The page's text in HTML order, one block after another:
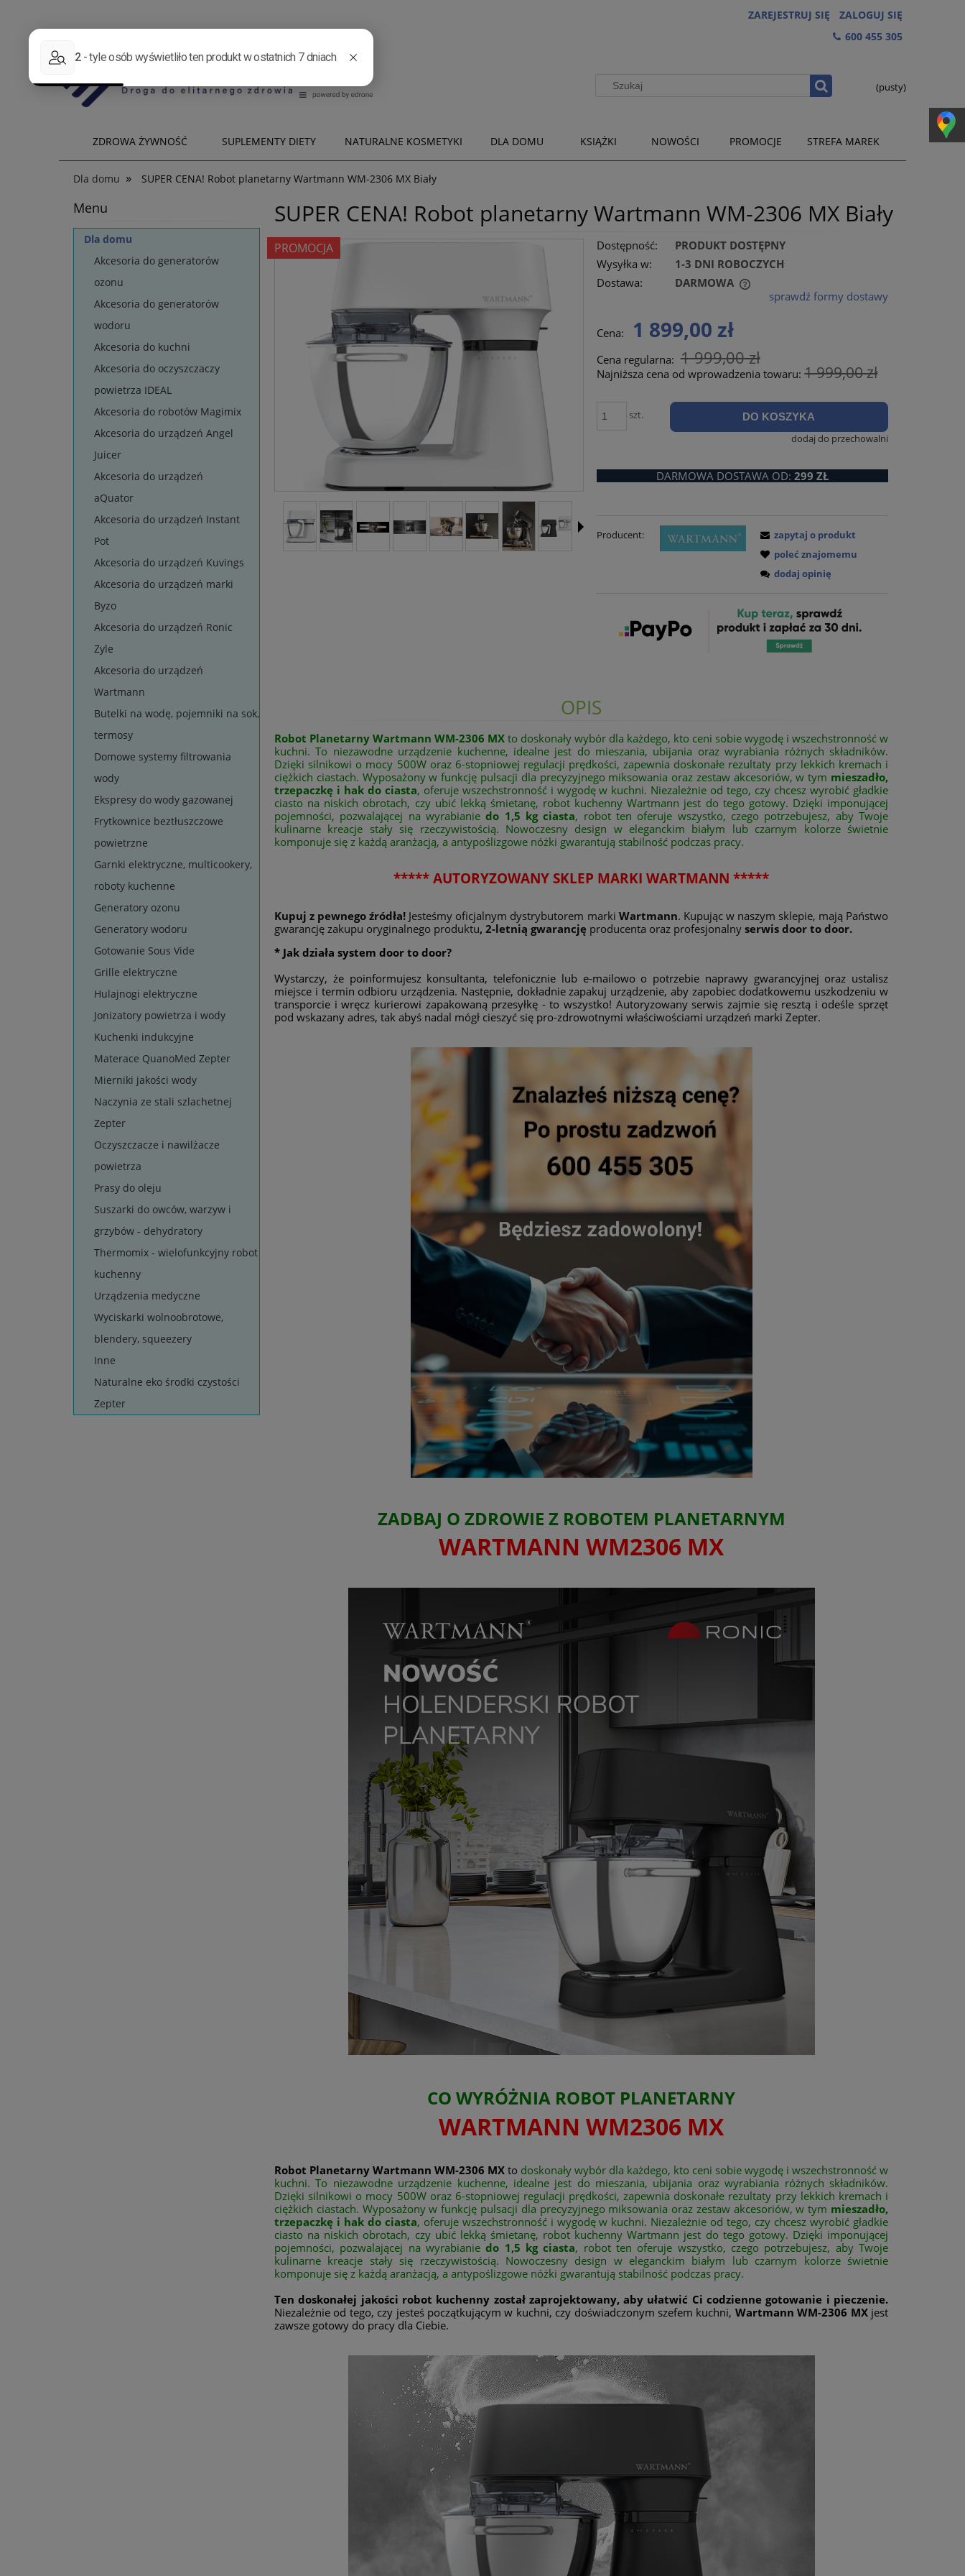
ZAREJESTRUJ SIĘ
ZALOGUJ SIĘ
600 455 305
(pusty)
ZDROWA ŻYWNOŚĆ SUPLEMENTY DIETY NATURALNE KOSMETYKI DLA DOMU KSIĄŻKI NOWOŚCI PROMOCJE STREFA MAREK
Dla domu » SUPER CENA! Robot planetarny Wartmann WM-2306 MX Biały
Menu
Dla domu
Akcesoria do generatorów
ozonu
Akcesoria do generatorów
wodoru
Akcesoria do kuchni
Akcesoria do oczyszczaczy
powietrza IDEAL
Akcesoria do robotów Magimix
Akcesoria do urządzeń Angel
Juicer
Akcesoria do urządzeń
aQuator
Akcesoria do urządzeń Instant
Pot
Akcesoria do urządzeń Kuvings
Akcesoria do urządzeń marki
Byzo
Akcesoria do urządzeń Ronic
Zyle
Akcesoria do urządzeń
Wartmann
Butelki na wodę, pojemniki na sok,
termosy
Domowe systemy filtrowania
wody
Ekspresy do wody gazowanej
Frytkownice beztłuszczowe
powietrzne
Garnki elektryczne, multicookery,
roboty kuchenne
Generatory ozonu
Generatory wodoru
Gotowanie Sous Vide
Grille elektryczne
Hulajnogi elektryczne
Jonizatory powietrza i wody
Kuchenki indukcyjne
Materace QuanoMed Zepter
Mierniki jakości wody
Naczynia ze stali szlachetnej
Zepter
Oczyszczacze i nawilżacze
powietrza
Prasy do oleju
Suszarki do owców, warzyw i
grzybów - dehydratory
Thermomix - wielofunkcyjny robot
kuchenny
Urządzenia medyczne
Wyciskarki wolnoobrotowe,
blendery, squeezery
Inne
Naturalne eko środki czystości
Zepter
SUPER CENA! Robot planetarny Wartmann WM-2306 MX Biały
PROMOCJA Dostępność:
PRODUKT DOSTĘPNY
Wysyłka w:
1-3 DNI ROBOCZYCH
Dostawa:
DARMOWA
KOSZTÓW PŁATNOŚCI
sprawdź formy dostawy
Cena: 1 899,00 zł
Cena regularna: 1 999,00 zł
Najniższa cena od wprowadzenia towaru:1 999,00 zł
szt. DO KOSZYKA
dodaj do przechowalni
DARMOWA DOSTAWA OD:299 ZŁ
Producent:
zapytaj o produkt
poleć znajomemu
dodaj opinię
OPIS
Robot Planetarny Wartmann WM-2306 MX to doskonały wybór dla każdego, kto ceni sobie wygodę i wszechstronność w
kuchni. To niezawodne urządzenie kuchenne, idealne jest do mieszania, ubijania oraz wyrabiania różnych składników.
Dzięki silnikowi o mocy 500W oraz 6-stopniowej regulacji prędkości, zapewnia doskonałe rezultaty przy lekkich kremach i
ciężkich ciastach. Wyposażony w funkcję pulsacji dla precyzyjnego miksowania oraz zestaw akcesoriów, w tym mieszadło,
trzepaczkę i hak do ciasta, oferuje wszechstronność i wygodę w kuchni. Niezależnie od tego, czy chcesz wyrobić gładkie
ciasto na niskich obrotach, czy ubić lekką śmietanę, robot kuchenny Wartmann jest do tego gotowy. Dzięki imponującej
pojemności, pozwalającej na wyrabianiedo 1,5 kg ciasta, robot ten oferuje wszystko, czego potrzebujesz, aby Twoje
kulinarne kreacje stały się rzeczywistością. Nowoczesny design w eleganckim białym lub czarnym kolorze świetnie
komponuje się z każdą aranżacją, a antypoślizgowe nóżki gwarantują stabilność podczas pracy.
***** AUTORYZOWANY SKLEP MARKI WARTMANN *****
Kupuj z pewnego źródła! Jesteśmy oficjalnym dystrybutorem marki Wartmann. Kupując w naszym sklepie, mają Państwo
gwarancję zakupu oryginalnego produktu, 2-letnią gwarancję producenta oraz profesjonalny serwis door to door.
* Jak działa system door to door?
Wystarczy, że poinformujesz konsultanta, telefonicznie lub e-mailowo o potrzebie naprawy gwarancyjnej oraz ustalisz
miejsce i termin odbioru urządzenia. Następnie, dokładnie zapakuj urządzenie, aby zapobiec dodatkowemu uszkodzeniu w
transporcie i wręcz kurierowi zapakowaną przesyłkę - to wszystko! Autoryzowany serwis zajmie się resztą i odeśle sprzęt
pod wskazany adres, tak abyś nadal mógł cieszyć się pro-zdrowotnymi właściwościami urządzeń marki Zepter.
ZADBAJ O ZDROWIE Z ROBOTEM PLANETARNYM
WARTMANN WM2306 MX
CO WYRÓŻNIA ROBOT PLANETARNY
WARTMANN WM2306 MX
Robot Planetarny Wartmann WM-2306 MX to doskonały wybór dla każdego, kto ceni sobie wygodę i wszechstronność w
kuchni. To niezawodne urządzenie kuchenne, idealne jest do mieszania, ubijania oraz wyrabiania różnych składników.
Dzięki silnikowi o mocy 500W oraz 6-stopniowej regulacji prędkości, zapewnia doskonałe rezultaty przy lekkich kremach i
ciężkich ciastach. Wyposażony w funkcję pulsacji dla precyzyjnego miksowania oraz zestaw akcesoriów, w tym mieszadło,
trzepaczkę i hak do ciasta, oferuje wszechstronność i wygodę w kuchni. Niezależnie od tego, czy chcesz wyrobić gładkie
ciasto na niskich obrotach, czy ubić lekką śmietanę, robot kuchenny Wartmann jest do tego gotowy. Dzięki imponującej
pojemności, pozwalającej na wyrabianiedo 1,5 kg ciasta, robot ten oferuje wszystko, czego potrzebujesz, aby Twoje
kulinarne kreacje stały się rzeczywistością. Nowoczesny design w eleganckim białym lub czarnym kolorze świetnie
komponuje się z każdą aranżacją, a antypoślizgowe nóżki gwarantują stabilność podczas pracy.
Ten doskonałej jakości robot kuchenny został zaprojektowany, aby ułatwić Ci codzienne gotowanie i pieczenie.
Niezależnie od tego, czy jesteś początkującym w kuchni, czy doświadczonym szefem kuchni, Wartmann WM-2306 MXjest
zawsze gotowy do pracy dla Ciebie.